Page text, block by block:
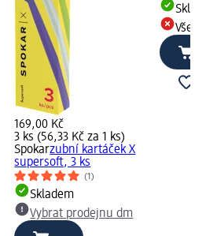
169,00 Kč
3 ks (56,33 Kč za 1 ks)
Spokarzubní kartáček X
supersoft, 3 ks
(1)
Skladem
Vybrat prodejnu dm